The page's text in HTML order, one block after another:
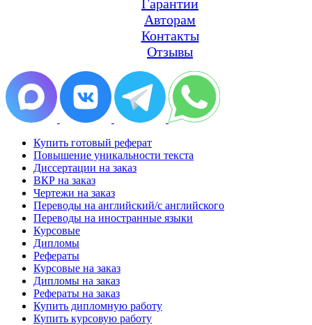
Гарантии
Авторам
Контакты
Отзывы
Купить готовый реферат
Повышение уникальности текста
Диссертации на заказ
ВКР на заказ
Чертежи на заказ
Переводы на английский/с английского
Переводы на иностранные языки
Курсовые
Дипломы
Рефераты
Курсовые на заказ
Дипломы на заказ
Рефераты на заказ
Купить дипломную работу
Купить курсовую работу